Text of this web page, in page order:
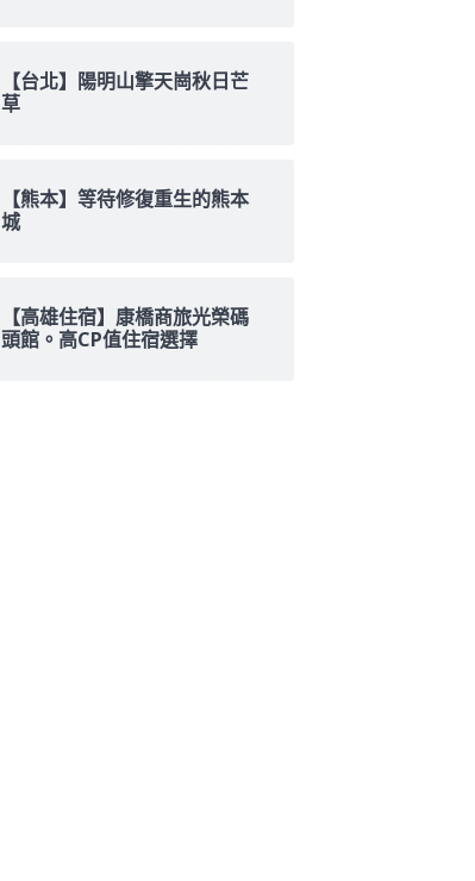
【台北】陽明山擎天崗秋日芒
草
【熊本】等待修復重生的熊本
城
【高雄住宿】康橋商旅光榮碼
頭館。高CP值住宿選擇